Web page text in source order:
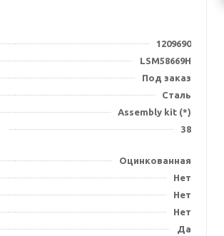
1209690
LSM58669H
Под заказ
Сталь
Assembly kit (*)
38
Оцинкованная
Нет
Нет
Нет
Да